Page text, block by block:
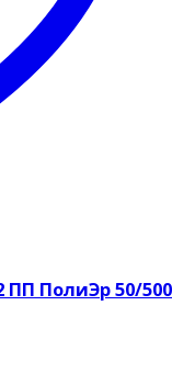
ПП ПолиЭр 50/500